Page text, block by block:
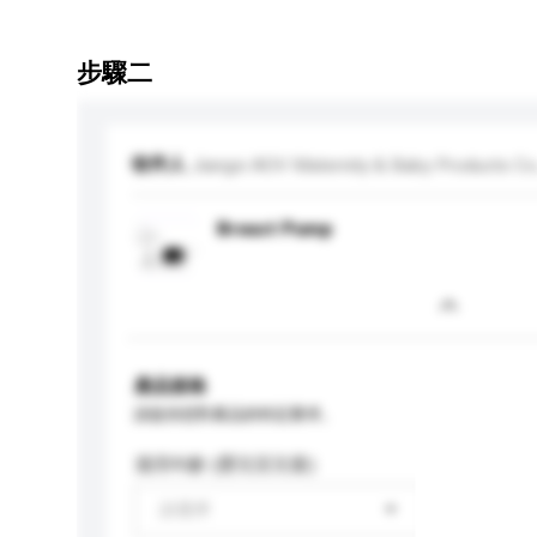
步驟二
收件人 Jiangxi AOV Maternity & Baby Products
Breast Pump
產品規格
適用年齡 (嬰兒至兒童)